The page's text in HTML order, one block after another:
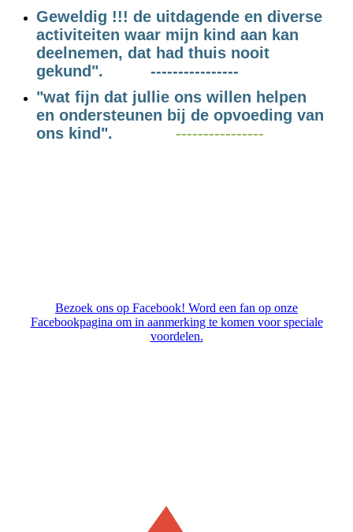
Geweldig !!! de uitdagende en diverse
activiteiten waar mijn kind aan kan
deelnemen, dat had thuis nooit
gekund". ----------------
"wat fijn dat jullie ons willen helpen
en ondersteunen bij de opvoeding van
ons kind".
----------------
Bezoek ons op Facebook! Word een fan op onze
Facebookpagina om in aanmerking te komen voor speciale
voordelen.